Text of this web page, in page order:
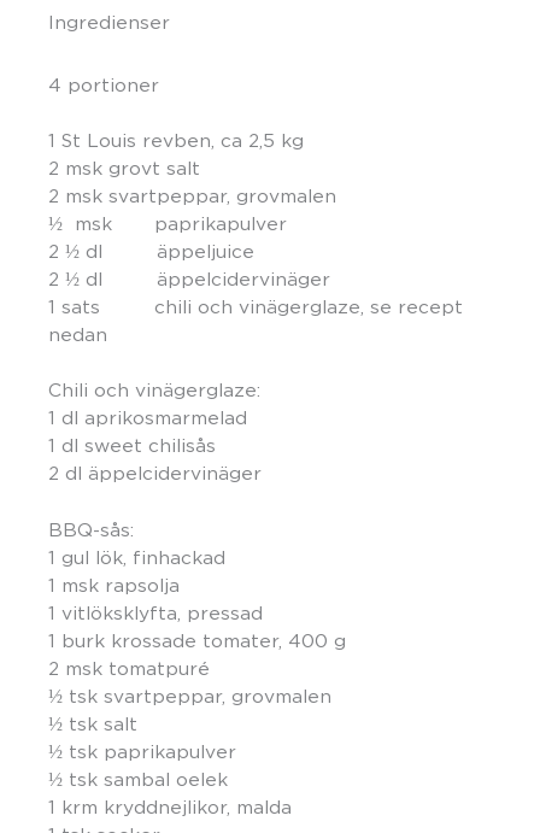
Ingredienser
4 portioner
1 St Louis revben, ca 2,5 kg
2 msk grovt salt
2 msk svartpeppar, grovmalen
½ msk ​paprikapulver
2 ½ dl äppeljuice
2 ½ dl äppelcidervinäger
1 sats chili och vinägerglaze, se recept
nedan
Chili och vinägerglaze:
1 dl aprikosmarmelad
1 dl sweet chilisås
2 dl äppelcidervinäger
BBQ-sås:
1 gul lök, finhackad
1 msk rapsolja
1 vitlöksklyfta, pressad
1 burk krossade tomater, 400 g
2 msk tomatpuré
½ tsk svartpeppar, grovmalen
½ tsk salt
½ tsk paprikapulver
½ tsk sambal oelek
1 krm kryddnejlikor, malda